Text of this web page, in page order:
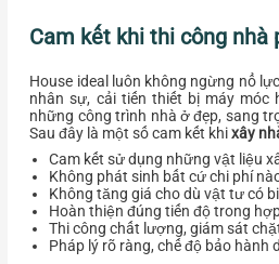
Cam kết khi thi công nhà
House ideal luôn không ngừng nổ
nhân sự, cải tiến thiết bị máy móc
những công trình nhà ở đẹp, sang
Sau đây là một số cam kết khixây
Cam kết sử dụng những vật liệu
Không phát sinh bất cứ chi phí
Không tăng giá cho dù vật tư có
Hoàn thiện đúng tiến độ trong
Thi công chất lượng, giám sát
Pháp lý rõ ràng, chế độ bảo hành